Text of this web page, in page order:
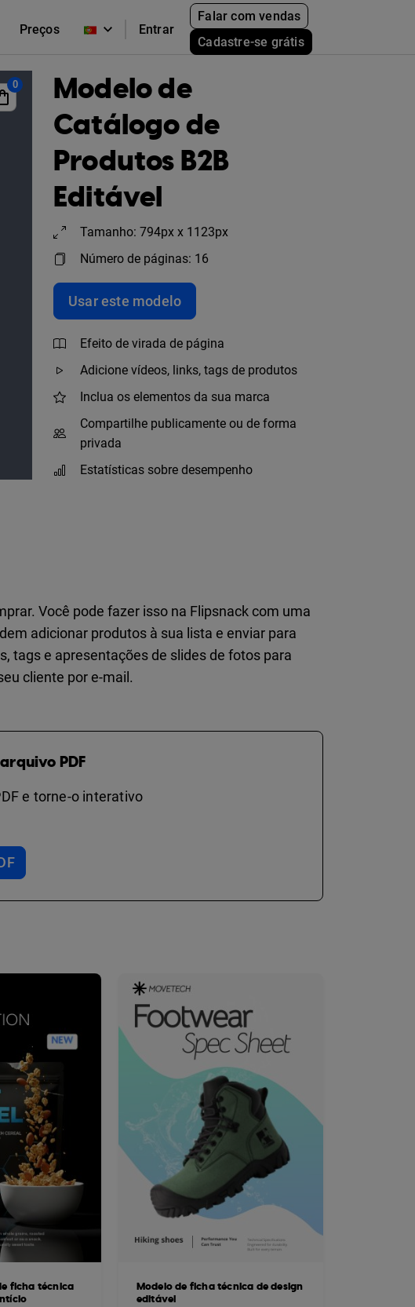
Preços Entrar
Falar com vendas
Cadastre-se grátis
Modelo de
Catálogo de
Produtos B2B
Editável
Tamanho: 794px x 1123px
Número de páginas: 16
Usar este modelo
Efeito de virada de página
Adicione vídeos, links, tags de produtos
Inclua os elementos da sua marca
Compartilhe publicamente ou de forma
privada
Estatísticas sobre desempenho
Você pode fazer isso na Flipsnack com uma
adicionar produtos à sua lista e enviar para
tags e apresentações de slides de fotos para
cliente por e-mail.
PDF
e torne-o interativo
ficha técnica
Modelo de ficha técnica de design
editável